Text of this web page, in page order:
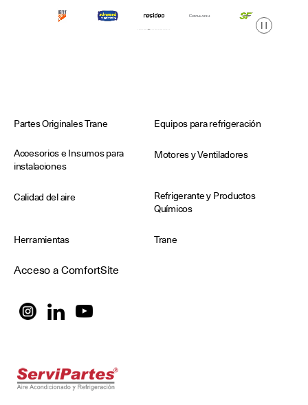
Pausa
Partes Originales Trane Equipos para refrigeración
Accesorios e Insumos para
instalaciones
Motores y Ventiladores
Calidad del aire
Refrigerante y Productos
Químicos
Herramientas Trane
Acceso a ComfortSite